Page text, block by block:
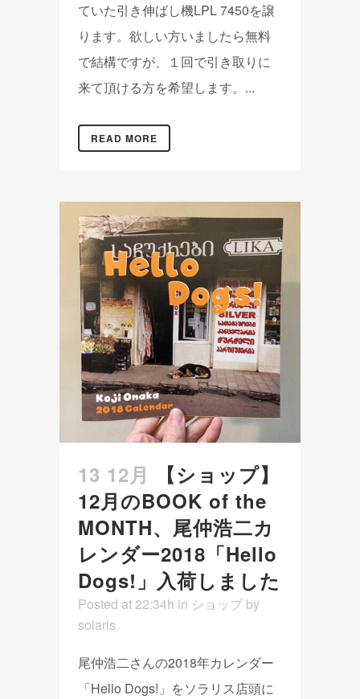
ていた引き伸ばし機LPL 7450を譲
ります。欲しい方いましたら無料
で結構ですが、１回で引き取りに
来て頂ける方を希望します。...
READ MORE
13 12月
【ショップ】
12月のBOOK of the
MONTH、尾仲浩二カ
レンダー2018「Hello
Dogs!」入荷しました
Posted at 22:34h in ショップ by
solaris
尾仲浩二さんの2018年カレンダー
「Hello Dogs!」をソラリス店頭に